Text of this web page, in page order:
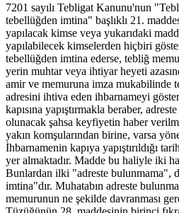
7201 sayılı Tebligat Kanunu'nun
tebellüğden imtina" başlıklı 21.
yapılacak kimse veya yukarıdaki
yapılabilecek kimselerden hiçbiri
tebellüğden imtina ederse, tebliğ
yerin muhtar veya ihtiyar heyeti
amir ve memuruna imza mukabilinde
adresini ihtiva eden ihbarnameyi
kapısına yapıştırmakla beraber,
olunacak şahsa keyfiyetin haber
yakın komşularından birine, varsa
İhbarnamenin kapıya yapıştırıldığı
yer almaktadır. Madde bu haliyle iki
Bunlardan ilki "adreste bulunmama",
imtina"dır. Muhatabın adreste
memurunun ne şekilde davranması